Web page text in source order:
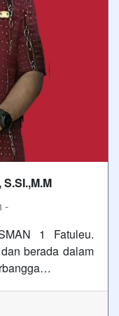
-
1 Fatuleu.
berada dalam